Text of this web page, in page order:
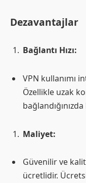
Dezavantajlar
Bağlantı Hızı:
VPN kullanımı
Özellikle uzak
Maliyet:
Güvenilir ve
ücretlidir.